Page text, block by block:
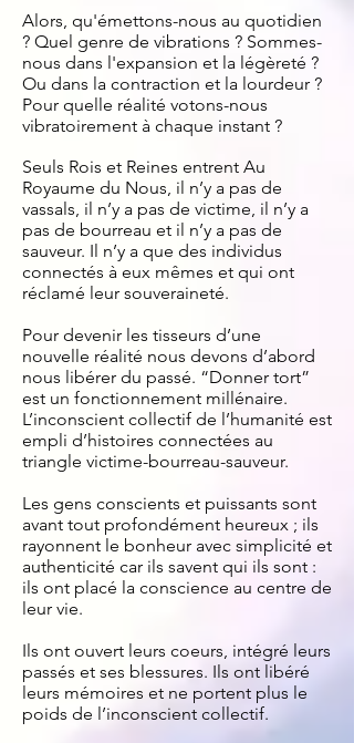
Alors, qu'émettons-nous au quotidien
? Quel genre de vibrations ? Sommes-
nous dans l'expansion et la légèreté ?
Ou dans la contraction et la lourdeur ?
Pour quelle réalité votons-nous
vibratoirement à chaque instant ?
Seuls Rois et Reines entrent Au
Royaume du Nous, il n’y a pas de
vassals, il n’y a pas de victime, il n’y a
pas de bourreau et il n’y a pas de
sauveur. Il n’y a que des individus
connectés à eux mêmes et qui ont
réclamé leur souveraineté.
Pour devenir les tisseurs d’une
nouvelle réalité nous devons d’abord
nous libérer du passé. “Donner tort”
est un fonctionnement millénaire.
L’inconscient collectif de l’humanité est
empli d’histoires connectées au
triangle victime-bourreau-sauveur.
Les gens conscients et puissants sont
avant tout profondément heureux ; ils
rayonnent le bonheur avec simplicité et
authenticité car ils savent qui ils sont :
ils ont placé la conscience au centre de
leur vie.
Ils ont ouvert leurs coeurs, intégré leurs
passés et ses blessures. Ils ont libéré
leurs mémoires et ne portent plus le
poids de l’inconscient collectif.